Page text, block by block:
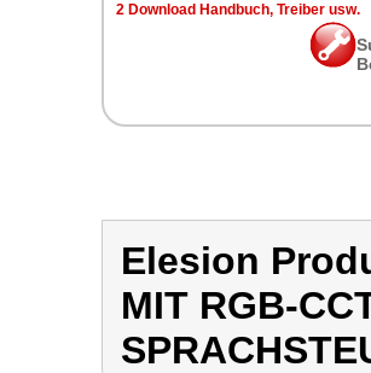
2 Download Handbuch, Treiber usw.
Elesion
MIT RGB-